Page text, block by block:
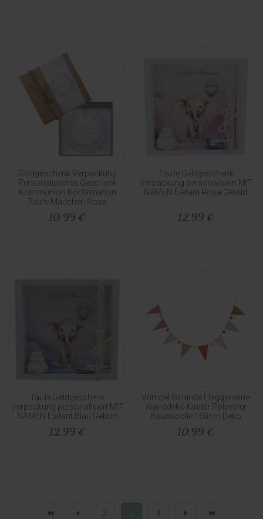
Geldgeschenk Verpackung
Personalisiertes Geschenk
Kommunion Konfirmation
Taufe Mädchen Rosa
10,99 €
Taufe Geldgeschenk
Verpackung personalisiert MIT
NAMEN Elefant Rosa Geburt
12,99 €
Taufe Geldgeschenk
Verpackung personalisiert MIT
NAMEN Elefant Blau Geburt
12,99 €
Wimpel Girlande Flaggenleine
Wanddeko Kinder Polyester
Baumwolle 160cm Deko
10,99 €
2 4